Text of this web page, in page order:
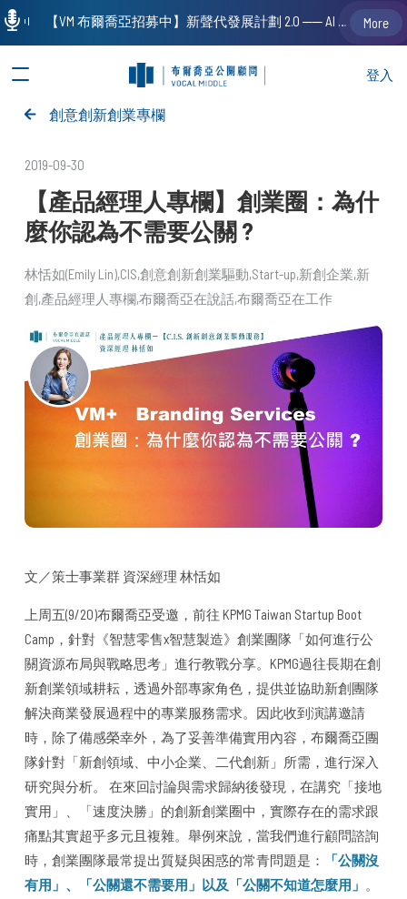
登入
創意創新創業專欄
2019-09-30
【產品經理人專欄】創業圈：為什
麼你認為不需要公關 ?
林恬如(Emily Lin)CIS 創意創新創業驅動 Start-up 新創企業 新
創 產品經理人專欄布爾喬亞在說話布爾喬亞在工作
文／策士事業群 資深經理 林恬如
上周五(9/20)布爾喬亞受邀，前往 KPMG Taiwan Startup Boot
Camp，針對《智慧零售x智慧製造》創業團隊「如何進行公
關資源布局與戰略思考」進行教戰分享。KPMG過往長期在創
新創業領域耕耘，透過外部專家角色，提供並協助新創團隊
解決商業發展過程中的專業服務需求。因此收到演講邀請
時，除了備感榮幸外，為了妥善準備實用內容，布爾喬亞團
隊針對「新創領域、中小企業、二代創新」所需，進行深入
研究與分析。 在來回討論與需求歸納後發現，在講究「接地
實用」、「速度決勝」的創新創業圈中，實際存在的需求跟
痛點其實超乎多元且複雜。舉例來說，當我們進行顧問諮詢
時，創業團隊最常提出質疑與困惑的常青問題是：
「公關沒
有用」、「公關還不需要用」以及「公關不知道怎麼用」 。
【VM 布爾喬亞招募中】新聲代發展計劃 2.0 ── AI PR 人才加速養成計劃（歡迎「應屆畢業生」、「一年以下相關 / 三年以下非相關經驗工作者」申請加入） More